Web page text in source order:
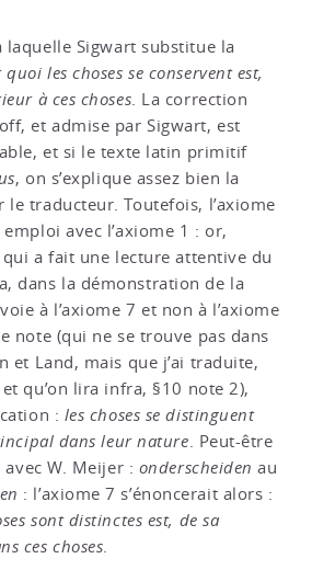
laquelle Sigwart substitue la
quoi les choses se conservent est,
à ces choses . La correction
et admise par Sigwart, est
et si le texte latin primitif
, on s’explique assez bien la
le traducteur. Toutefois, l’axiome
avec l’axiome 1 : or,
qui a fait une lecture attentive du
dans la démonstration de la
à l’axiome 7 et non à l’axiome
note (qui ne se trouve pas dans
et Land, mais que j’ai traduite,
et qu’on lira infra, §10 note 2),
: les choses se distinguent
dans leur nature . Peut-être
W. Meijer : onderscheiden au
: l’axiome 7 s’énoncerait alors :
sont distinctes est, de sa
ces choses